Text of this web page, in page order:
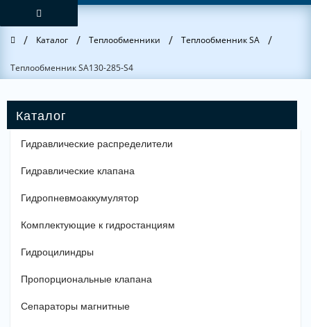
Главная
/ Каталог / Теплообменники / Теплообменник SA /
Теплообменник SA130-285-S4
Гидравлические распределители
Гидравлические клапана
Гидропневмоаккумулятор
Комплектующие к гидростанциям
Гидроцилиндры
Пропорциональные клапана
Сепараторы магнитные